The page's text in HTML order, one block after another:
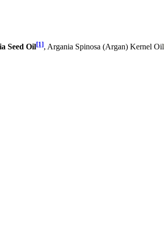
Seed Oil[1], Argania Spinosa (Argan) Kernel Oil